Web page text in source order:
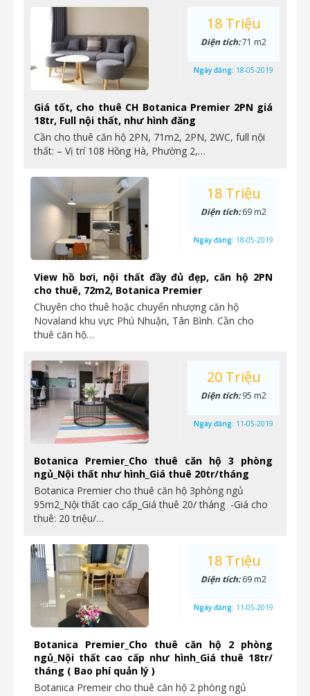
Giá tốt, cho thuê CH Botanica Premier 2PN giá
18tr, Full nội thất, như hình đăng
Cần cho thuê căn hộ 2PN, 71m2, 2PN, 2WC, full nội
thất: – Vị trí 108 Hồng Hà, Phường 2,…
18 Triệu
Diện tích:71 m2
Ngày đăng: 18-05-2019
View hồ bơi, nội thất đầy đủ đẹp, căn hộ 2PN
cho thuê, 72m2, Botanica Premier
Chuyên cho thuê hoặc chuyển nhượng căn hộ
Novaland khu vực Phú Nhuận, Tân Bình. Cần cho
thuê căn hộ…
18 Triệu
Diện tích:69 m2
Ngày đăng: 18-05-2019
Botanica Premier_Cho thuê căn hộ 3 phòng
ngủ_Nội thất như hình_Giá thuê 20tr/tháng
Botanica Premier cho thuê căn hộ 3phòng ngủ
95m2_Nội thất cao cấp_Giá thuê 20/ tháng -Giá cho
thuê: 20 triệu/…
20 Triệu
Diện tích:95 m2
Ngày đăng: 11-05-2019
Botanica Premier_Cho thuê căn hộ 2 phòng
ngủ_Nội thất cao cấp như hình_Giá thuê 18tr/
tháng ( Bao phí quản lý )
Botanica Premeir cho thuê căn hộ 2 phòng ngủ
18 Triệu
Diện tích:69 m2
Ngày đăng: 11-05-2019